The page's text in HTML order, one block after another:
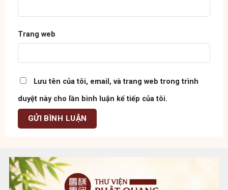
Trang web
Lưu tên của tôi, email, và trang web trong trình
duyệt này cho lần bình luận kế tiếp của tôi.